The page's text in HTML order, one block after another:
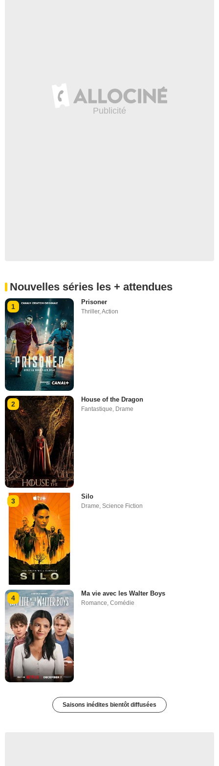
Nouvelles séries les + attendues
1
Prisoner
Thriller,Action
2
House of the Dragon
Fantastique Drame
3
Silo
Drame,Science Fiction
4
Ma vie avec les Walter Boys
Romance,Comédie
Saisons inédites bientôt diffusées